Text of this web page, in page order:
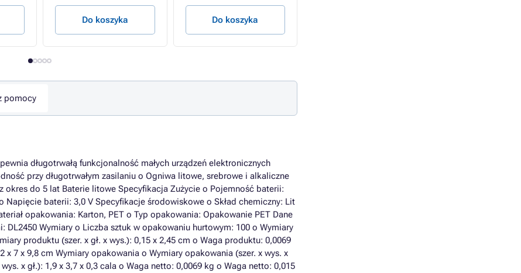
Do koszyka Do koszyka
pomocy
długotrwałą funkcjonalność małych urządzeń elektronicznych
przy długotrwałym zasilaniu o Ogniwa litowe, srebrowe i alkaliczne
okres do 5 lat Baterie litowe Specyfikacja Zużycie o Pojemność baterii:
baterii: 3,0 V Specyfikacje środowiskowe o Skład chemiczny: Lit
opakowania: Karton, PET o Typ opakowania: Opakowanie PET Dane
DL2450 Wymiary o Liczba sztuk w opakowaniu hurtowym: 100 o Wymiary
produktu (szer. x gł. x wys.): 0,15 x 2,45 cm o Waga produktu: 0,0069
x 7 x 9,8 cm Wymiary opakowania o Wymiary opakowania (szer. x wys. x
x gł.): 1,9 x 3,7 x 0,3 cala o Waga netto: 0,0069 kg o Waga netto: 0,015